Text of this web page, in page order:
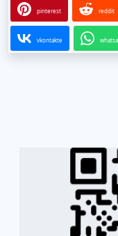
pinterest reddit
vkontakte